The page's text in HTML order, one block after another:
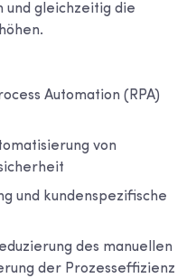
gleichzeitig die
Automation (RPA)
von
und kundenspezifische
des manuellen
der Prozesseffizienz